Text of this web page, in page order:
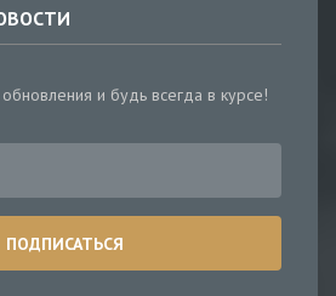
и будь всегда в курсе!